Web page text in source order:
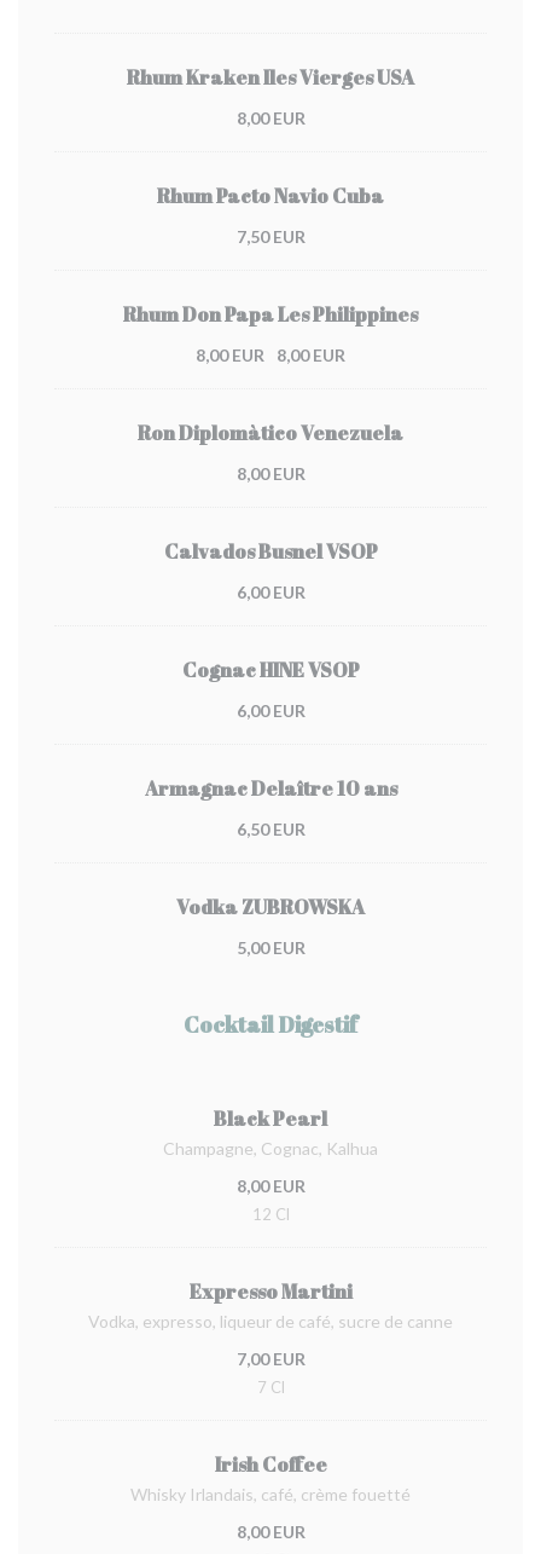
Rhum Kraken Iles Vierges USA
8,00 EUR
Rhum Pacto Navio Cuba
7,50 EUR
Rhum Don Papa Les Philippines
8,00 EUR 8,00 EUR
Ron Diplomàtico Venezuela
8,00 EUR
Calvados Busnel VSOP
6,00 EUR
Cognac HINE VSOP
6,00 EUR
Armagnac Delaître 10 ans
6,50 EUR
Vodka ZUBROWSKA
5,00 EUR
Cocktail Digestif
Black Pearl
Champagne, Cognac, Kalhua
8,00 EUR
12 Cl
Expresso Martini
Vodka, expresso, liqueur de café, sucre de canne
7,00 EUR
7 Cl
Irish Coffee
Whisky Irlandais, café, crème fouetté
8,00 EUR